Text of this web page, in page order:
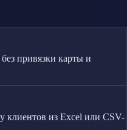
привязки карты и
клиентов из Excel или CSV-